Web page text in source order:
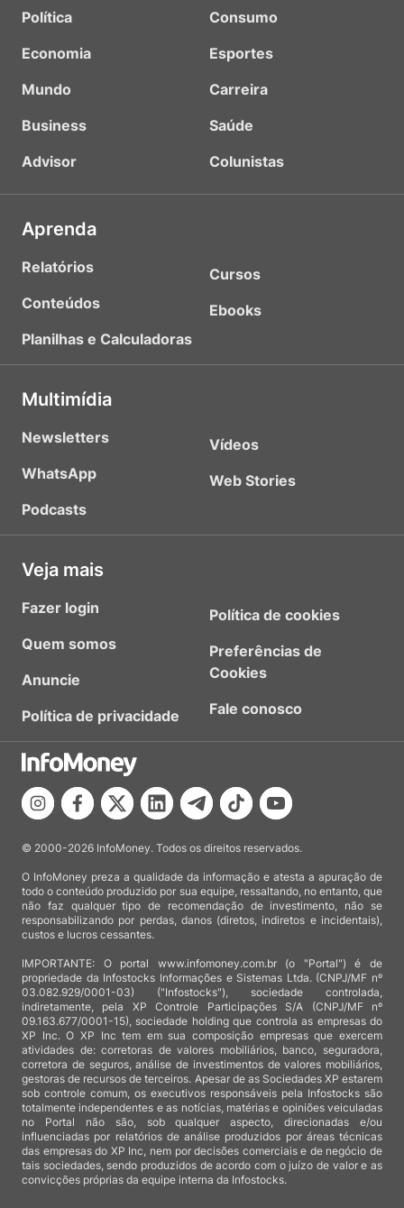
Política
Economia
Mundo
Business
Advisor
Consumo
Esportes
Carreira
Saúde
Colunistas
Aprenda
Relatórios
Conteúdos
Planilhas e Calculadoras
Cursos
Ebooks
Multimídia
Newsletters
WhatsApp
Podcasts
Vídeos
Web Stories
Veja mais
Fazer login
Quem somos
Anuncie
Política de privacidade
Política de cookies
Preferências de
Cookies
Fale conosco
© 2000-2026 InfoMoney. Todos os direitos reservados.
O InfoMoney preza a qualidade da informação e atesta a apuração de
todo o conteúdo produzido por sua equipe, ressaltando, no entanto, que
não faz qualquer tipo de recomendação de investimento, não se
responsabilizando por perdas, danos (diretos, indiretos e incidentais),
custos e lucros cessantes.
IMPORTANTE: O portal www.infomoney.com.br (o "Portal") é de
propriedade da Infostocks Informações e Sistemas Ltda. (CNPJ/MF nº
03.082.929/0001-03) ("Infostocks"), sociedade controlada,
indiretamente, pela XP Controle Participações S/A (CNPJ/MF nº
09.163.677/0001-15), sociedade holding que controla as empresas do
XP Inc. O XP Inc tem em sua composição empresas que exercem
atividades de: corretoras de valores mobiliários, banco, seguradora,
corretora de seguros, análise de investimentos de valores mobiliários,
gestoras de recursos de terceiros. Apesar de as Sociedades XP estarem
sob controle comum, os executivos responsáveis pela Infostocks são
totalmente independentes e as notícias, matérias e opiniões veiculadas
no Portal não são, sob qualquer aspecto, direcionadas e/ou
influenciadas por relatórios de análise produzidos por áreas técnicas
das empresas do XP Inc, nem por decisões comerciais e de negócio de
tais sociedades, sendo produzidos de acordo com o juízo de valor e as
convicções próprias da equipe interna da Infostocks.